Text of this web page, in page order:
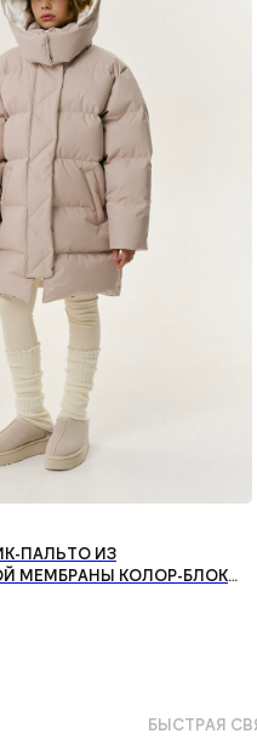
ПАЛЬТО ИЗ
МЕМБРАНЫ КОЛОР-БЛОК
БЫСТРАЯ